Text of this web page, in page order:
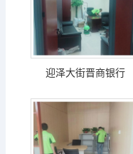
迎泽大街晋商银行